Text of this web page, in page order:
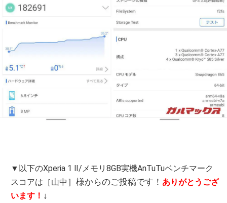
▼以下のXperia 1 Ⅱ/メモリ8GB実機AnTuTuベンチマーク
スコアは［山中 ］様からのご投稿です！ ありがとうござ
います！ ↓